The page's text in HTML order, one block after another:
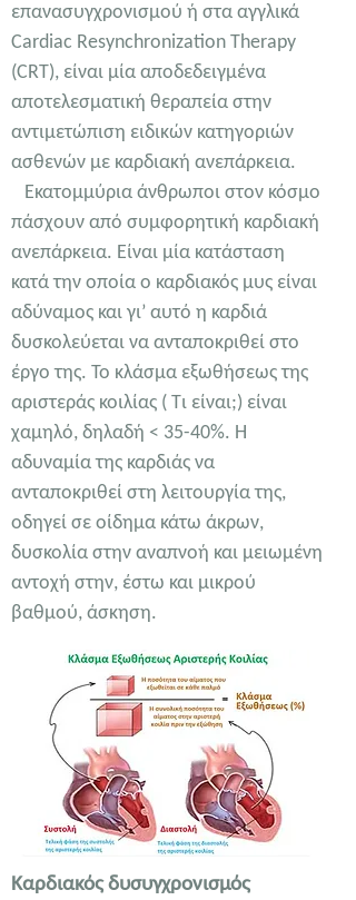
επανασυγχρονισμού ή στα αγγλικά
Cardiac Resynchronization Therapy
(CRT), είναι μία αποδεδειγμένα
αποτελεσματική θεραπεία στην
αντιμετώπιση ειδικών κατηγοριών
ασθενών με καρδιακή ανεπάρκεια.
Εκατομμύρια άνθρωποι στον κόσμο
πάσχουν από συμφορητική καρδιακή
ανεπάρκεια. Είναι μία κατάσταση
κατά την οποία ο καρδιακός μυς είναι
αδύναμος και γι’ αυτό η καρδιά
δυσκολεύεται να ανταποκριθεί στο
έργο της. Το κλάσμα εξωθήσεως της
αριστεράς κοιλίας ( Τι είναι;) είναι
χαμηλό, δηλαδή < 35-40%. Η
αδυναμία της καρδιάς να
ανταποκριθεί στη λειτουργία της,
οδηγεί σε οίδημα κάτω άκρων,
δυσκολία στην αναπνοή και μειωμένη
αντοχή στην, έστω και μικρού
βαθμού, άσκηση.
Καρδιακός δυσυγχρονισμός